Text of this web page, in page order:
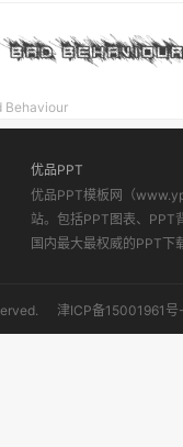
Behaviour
优品PPT
优品PPT模板网（
站。包括PPT图表、PPT
国内最大最权威的PPT下
津ICP备15001961号